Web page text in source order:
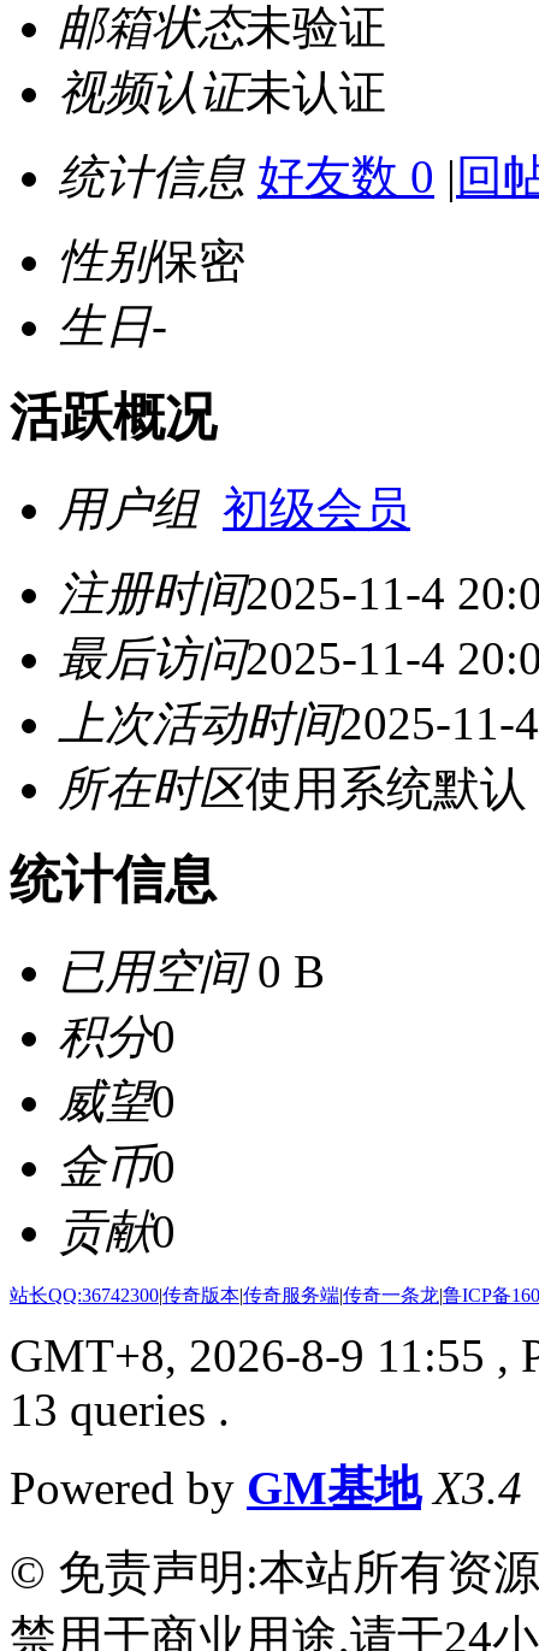
邮箱状态未验证
视频认证未认证
统计信息 好友数 0 | 回
性别保密
生日-
活跃概况
用户组 初级会员
注册时间2025-11-4
最后访问2025-11-4
上次活动时间2025-11-
所在时区使用系统默认
统计信息
已用空间0 B
积分0
威望0
金币0
贡献0
站长QQ:36742300|传奇版本|传奇服务端|传奇一条龙|鲁ICP备
GMT+8, 2026-8-9 11:55 ,
13 queries .
Powered by GM基地 X3.4
© 免责声明:本站所有资
禁用于商业用途,请于24